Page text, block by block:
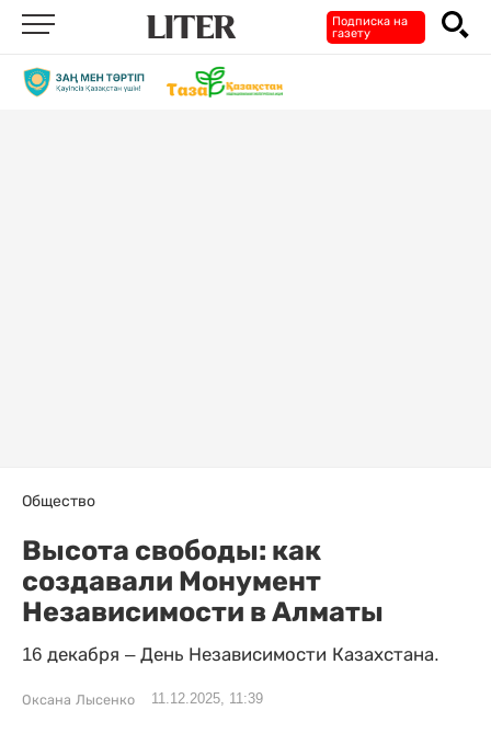
Подписка на
газету
Общество
Высота свободы: как
создавали Монумент
Независимости в Алматы
16 декабря – День Независимости Казахстана.
Оксана Лысенко 11.12.2025, 11:39